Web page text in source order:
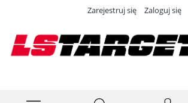
Zarejestruj się Zaloguj się